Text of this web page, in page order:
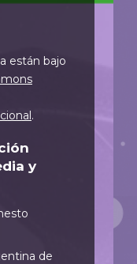
están bajo
.
y
de